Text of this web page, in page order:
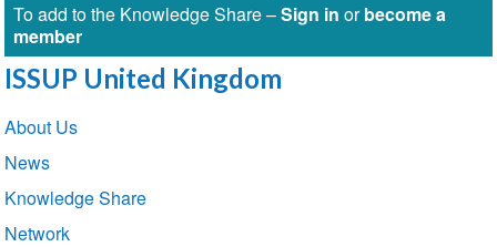
To add to the Knowledge Share –Sign in orbecome a
member
ISSUP United Kingdom
Section
navigation
About Us
News
Knowledge Share
Network